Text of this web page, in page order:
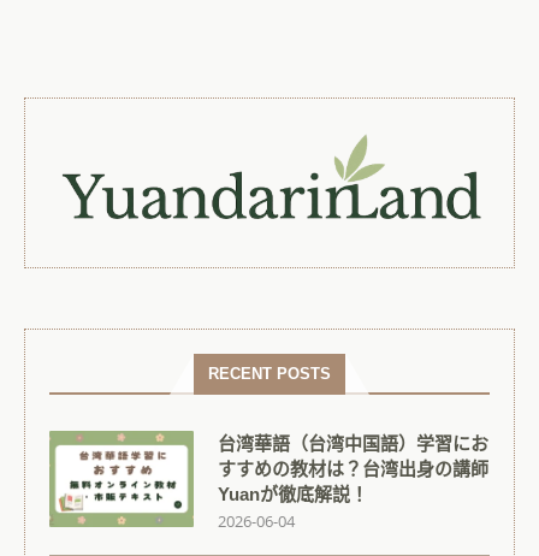
RECENT POSTS
台湾華語（台湾中国語）学習にお
すすめの教材は？台湾出身の講師
Yuanが徹底解説！
2026-06-04